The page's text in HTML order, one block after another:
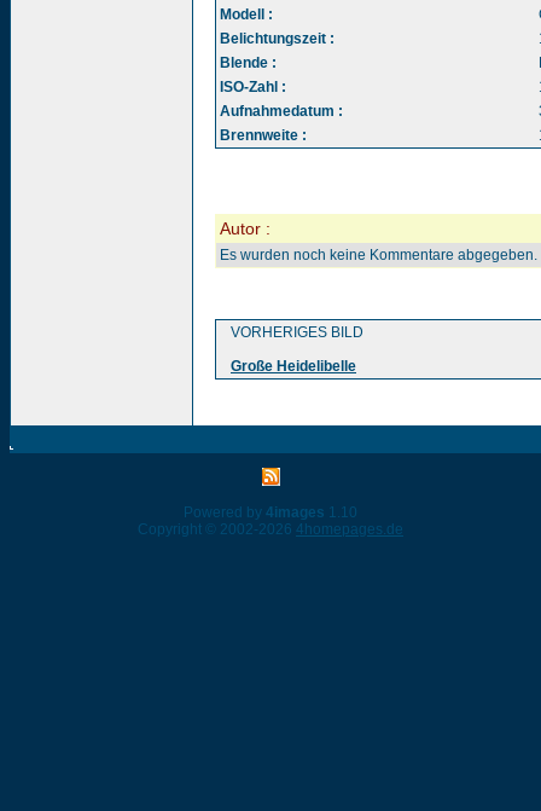
Modell :
Belichtungszeit :
Blende :
ISO-Zahl :
Aufnahmedatum :
Brennweite :
Autor :
Es wurden noch keine Kommentare abgegeben.
VORHERIGES BILD
Große Heidelibelle
Powered by 4images 1.10
Copyright © 2002-2026 4homepages.de